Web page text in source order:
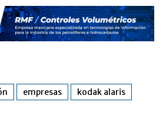
empresas
kodak alaris